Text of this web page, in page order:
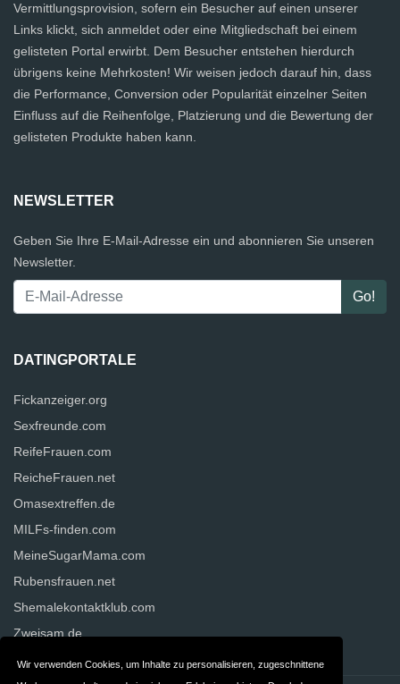
Wir verwenden Cookies, um Inhalte zu personalisieren, zugeschnittene
Vermittlungsprovision, sofern ein Besucher auf einen unserer
Links klickt, sich anmeldet oder eine Mitgliedschaft bei einem
gelisteten Portal erwirbt. Dem Besucher entstehen hierdurch
übrigens keine Mehrkosten! Wir weisen jedoch darauf hin, dass
die Performance, Conversion oder Popularität einzelner Seiten
Einfluss auf die Reihenfolge, Platzierung und die Bewertung der
gelisteten Produkte haben kann.
NEWSLETTER
Geben Sie Ihre E-Mail-Adresse ein und abonnieren Sie unseren
Newsletter.
DATINGPORTALE
Fickanzeiger.org
Sexfreunde.com
ReifeFrauen.com
ReicheFrauen.net
Omasextreffen.de
MILFs-finden.com
MeineSugarMama.com
Rubensfrauen.net
Shemalekontaktklub.com
Zweisam.de